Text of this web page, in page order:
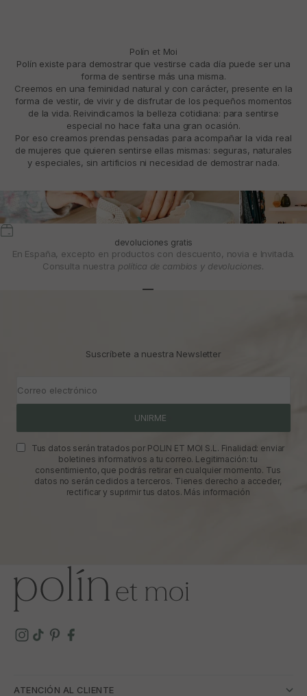
Polín et Moi
Polín existe para demostrar que vestirse cada día puede ser una
forma de sentirse más una misma.
Creemos en una feminidad natural y con carácter, presente en la
forma de vestir, de vivir y de disfrutar de los pequeños momentos
de la vida. Reivindicamos la belleza cotidiana: para sentirse
especial no hace falta una gran ocasión.
Por eso creamos prendas pensadas para acompañar la vida real
de mujeres que quieren sentirse ellas mismas: seguras, naturales
y especiales, sin artificios ni necesidad de demostrar nada.
devoluciones gratis
En España, excepto en productos con descuento, novia e Invitada.
Consulta nuestra política de cambios y devoluciones.
Suscríbete a nuestra Newsletter
Correo electrónico
UNIRME
Tus datos serán tratados por POLIN ET MOI S.L. Finalidad: enviar
boletines informativos a tu correo. Legitimación: tu
consentimiento, que podrás retirar en cualquier momento. Tus
datos no serán cedidos a terceros. Tienes derecho a acceder,
rectificar y suprimir tus datos. Más información
ATENCIÓN AL CLIENTE